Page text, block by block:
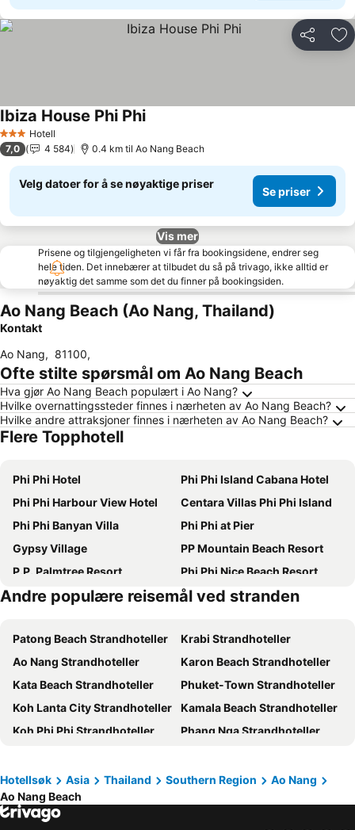
Del
3 StjernerHotell
Ibiza House Phi PhiSe priser
7,0 4 584 0.4 km til Ao Nang Beach
Velg datoer for å se nøyaktige priser
Se priser
Vis mer
Prisene og tilgjengeligheten vi får fra bookingsidene, endrer seg
hele tiden. Det innebærer at tilbudet du så på trivago, ikke alltid er
nøyaktig det samme som det du finner på bookingsiden.
Ao Nang Beach (Ao Nang, Thailand)
Kontakt
Ao Nang, 81100,
Ofte stilte spørsmål om Ao Nang Beach
Hva gjør Ao Nang Beach populært i Ao Nang?
Hvilke overnattingssteder finnes i nærheten av Ao Nang Beach?
Hvilke andre attraksjoner finnes i nærheten av Ao Nang Beach?
Flere Topphotell
Phi Phi Hotel
Phi Phi Island Cabana Hotel
Phi Phi Harbour View Hotel
Centara Villas Phi Phi Island
Phi Phi Banyan Villa
Phi Phi at Pier
Gypsy Village
PP Mountain Beach Resort
P.P. Palmtree Resort
Phi Phi Nice Beach Resort
Phi Phi Maiyada Resort
Phi Phi View Point Resort
OUTRIGGER Phi Phi Island Resort
Paradise Pearl Bungalows
ChaoKoh Phi Phi Hotel and Resort- SHA Extra Plus
Phi Phi Cliff Beach Resort
U Rip Resort
Panmanee Hotel
Phi Phi Cozy Seafront Resort
Andaman Resort
Summer Sea Phi Phi Island
Chongkhao Resort
The Hip Resort @ Phi Phi
Ton Sai Tropical Phi Phi Island
Phuphaya Seaview Resort
Blu Monkey Phi Phi Island
Andre populære reisemål ved stranden
Patong Beach Strandhoteller
Krabi Strandhoteller
Ao Nang Strandhoteller
Karon Beach Strandhoteller
Kata Beach Strandhoteller
Phuket-Town Strandhoteller
Koh Lanta City Strandhoteller
Kamala Beach Strandhoteller
Koh Phi Phi Strandhoteller
Phang Nga Strandhoteller
Rawai Beach Strandhoteller
Klong Muang Strandhoteller
Ao Railay Beach Strandhoteller
Koh Yao Yai Strandhoteller
Hotellsøk Asia Thailand Southern Region
Ao Nang
Ao Nang Beach